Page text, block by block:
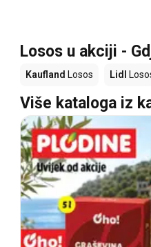
Losos u akciji -
Kaufland Losos Lidl
Više kataloga iz